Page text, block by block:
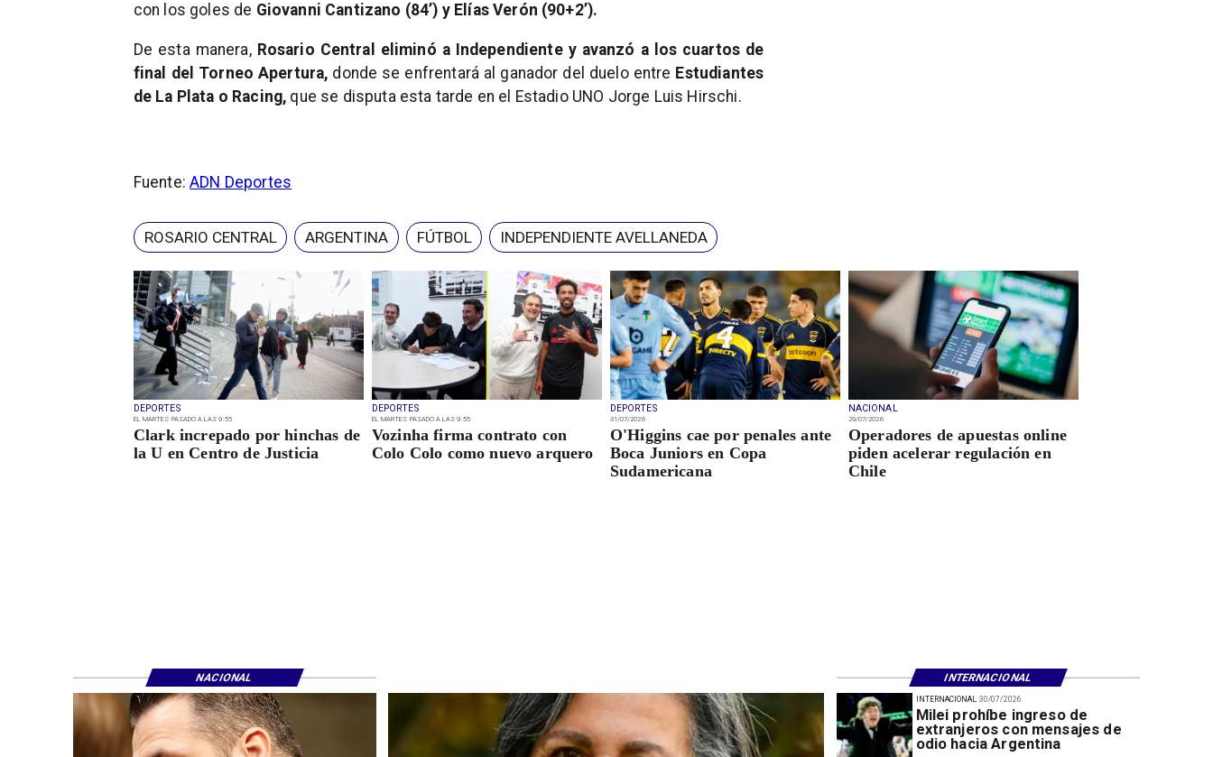
DEPORTES
EL MARTES PASADO A LAS 9:55
Clark increpado por hinchas de
la U en Centro de Justicia
DEPORTES
EL MARTES PASADO A LAS 9:55
Vozinha firma contrato con
Colo Colo como nuevo arquero
DEPORTES
31/07/2026
O'Higgins cae por penales ante
Boca Juniors en Copa
Sudamericana
NACIONAL
29/07/2026
Operadores de apuestas online
piden acelerar regulación en
Chile
con los goles de Giovanni Cantizano (84’) y Elías Verón (90+2’).
De esta manera, Rosario Central eliminó a Independiente y avanzó a los cuartos de
final del Torneo Apertura, donde se enfrentará al ganador del duelo entre Estudiantes
de La Plata o Racing, que se disputa esta tarde en el Estadio UNO Jorge Luis Hirschi.
Fuente:ADN Deportes
ROSARIO CENTRAL ARGENTINA FÚTBOL INDEPENDIENTE AVELLANEDA
30/07/2026
Milei prohíbe ingreso de
extranjeros con mensajes de
odio hacia Argentina
INTERNACIONAL
NACIONAL INTERNACIONAL